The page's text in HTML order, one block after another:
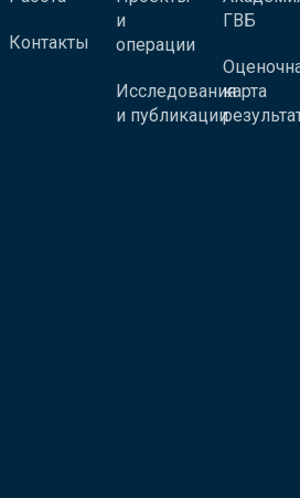
Контакты
и
операции
Исследования
и публикации
ГВБ
карта